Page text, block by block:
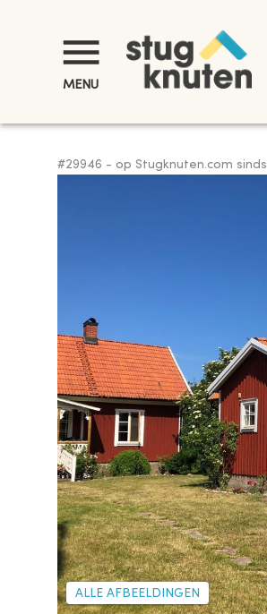
MENU
#29946 - op Stugknuten.com sinds
ALLE AFBEELDINGEN